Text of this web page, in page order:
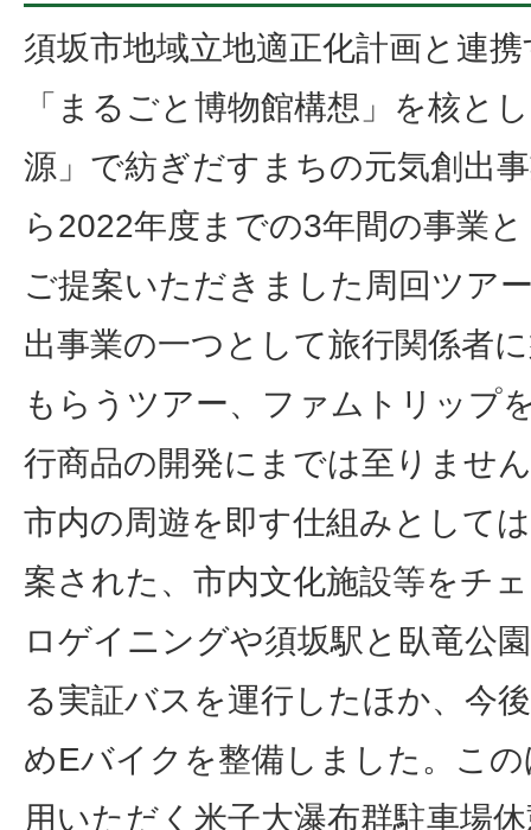
須坂市地域立地適正化計画と連
「まるごと博物館構想」を核と
源」で紡ぎだすまちの元気創出
ら2022年度までの3年間の事業
ご提案いただきました周回ツア
出事業の一つとして旅行関係者
もらうツアー、ファムトリップ
行商品の開発にまでは至りませ
市内の周遊を即す仕組みとして
案された、市内文化施設等をチ
ロゲイニングや須坂駅と臥竜公
る実証バスを運行したほか、今
めEバイクを整備しました。こ
用いただく米子大瀑布群駐車場